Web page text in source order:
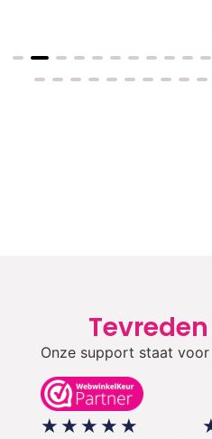
Onze support staat voor
★ ★ ★ ★ ★